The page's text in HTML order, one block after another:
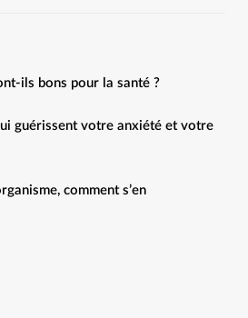
ils bons pour la santé ?
guérissent votre anxiété et votre
comment s’en